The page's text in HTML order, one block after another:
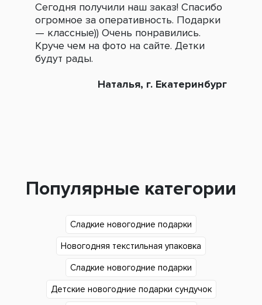
Сегодня получили наш заказ! Спасибо
огромное за оперативность. Подарки
— классные)) Очень понравились.
Круче чем на фото на сайте. Детки
будут рады.
Наталья, г. Екатеринбург
Популярные категории
Сладкие новогодние подарки
Новогодняя текстильная упаковка
Сладкие новогодние подарки
Детские новогодние подарки сундучок